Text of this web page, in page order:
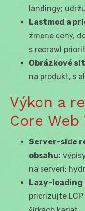
landingy;
Lastmod a
zmene ceny,
s recrawl
Obrázkové
na produkt, s
Výkon a
Core
Server-side
obsahu:
na serveri;
Lazy-loading
priorizujte